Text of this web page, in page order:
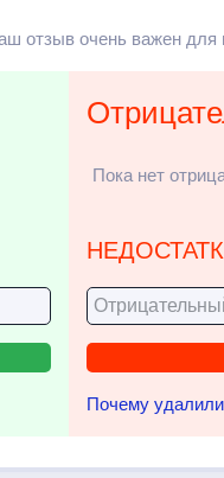
отзыв очень важен для
Пока нет
Почему